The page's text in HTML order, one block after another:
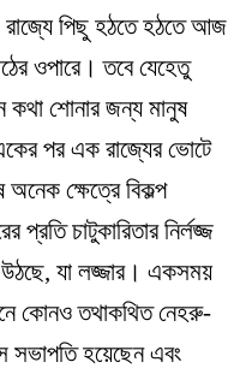
পিছু হঠতে হঠতে আজ
ওপারে। তবে যেহেতু
কথা শোনার জন্য মানুষ
পর এক রাজ্যের ভোটে
ক্ষেত্রে বিকল্প
প্রতি চাটুকারিতার নির্লজ্জ
যা লজ্জার। একসময়
কোনও তথাকথিত নেহরু-
সভাপতি হয়েছেন এবং